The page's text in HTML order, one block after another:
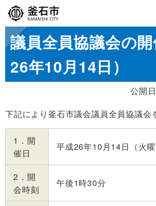
議員全員協議会の
26年10月14日）
公開
下記により釜石市議会議員全員協議会
1．開
催日
平成26年10月14日（火曜
2．開
会時刻
午後1時30分